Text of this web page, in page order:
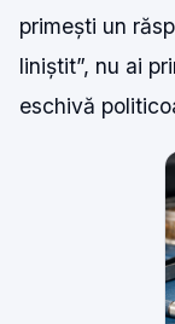
primești un
liniștit”, nu ai
eschivă